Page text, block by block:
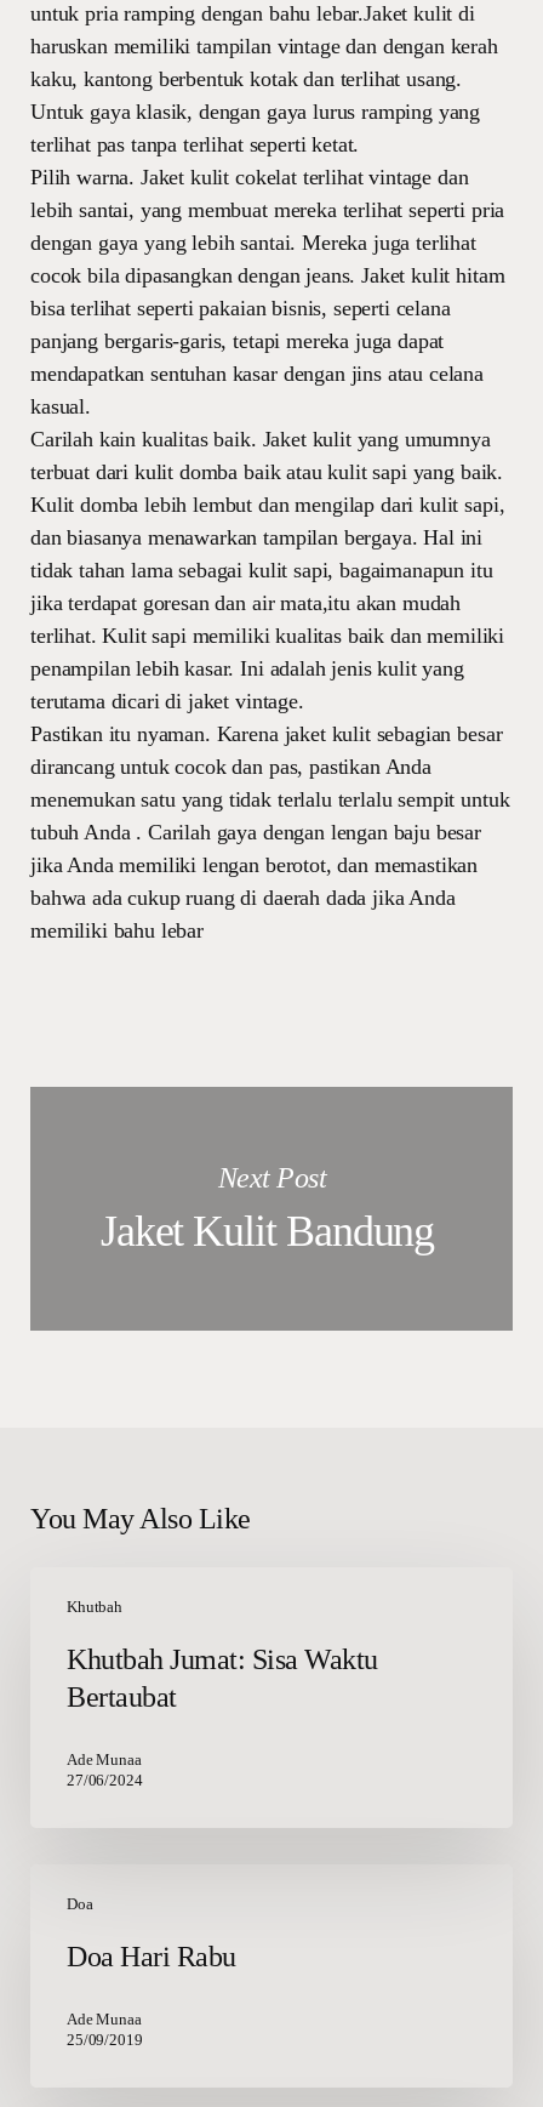
untuk pria ramping dengan bahu lebar.Jaket kulit di
haruskan memiliki tampilan vintage dan dengan kerah
kaku, kantong berbentuk kotak dan terlihat usang.
Untuk gaya klasik, dengan gaya lurus ramping yang
terlihat pas tanpa terlihat seperti ketat.
Pilih warna. Jaket kulit cokelat terlihat vintage dan
lebih santai, yang membuat mereka terlihat seperti pria
dengan gaya yang lebih santai. Mereka juga terlihat
cocok bila dipasangkan dengan jeans. Jaket kulit hitam
bisa terlihat seperti pakaian bisnis, seperti celana
panjang bergaris-garis, tetapi mereka juga dapat
mendapatkan sentuhan kasar dengan jins atau celana
kasual.
Carilah kain kualitas baik. Jaket kulit yang umumnya
terbuat dari kulit domba baik atau kulit sapi yang baik.
Kulit domba lebih lembut dan mengilap dari kulit sapi,
dan biasanya menawarkan tampilan bergaya. Hal ini
tidak tahan lama sebagai kulit sapi, bagaimanapun itu
jika terdapat goresan dan air mata,itu akan mudah
terlihat. Kulit sapi memiliki kualitas baik dan memiliki
penampilan lebih kasar. Ini adalah jenis kulit yang
terutama dicari di jaket vintage.
Pastikan itu nyaman. Karena jaket kulit sebagian besar
dirancang untuk cocok dan pas, pastikan Anda
menemukan satu yang tidak terlalu terlalu sempit untuk
tubuh Anda . Carilah gaya dengan lengan baju besar
jika Anda memiliki lengan berotot, dan memastikan
bahwa ada cukup ruang di daerah dada jika Anda
memiliki bahu lebar
Next Post
Jaket Kulit Bandung
You May Also Like
Khutbah
Jumat:
Waktu
Bertaubat
Khutbah Jumat: Sisa Waktu
Bertaubat
Ade Munaa
27/06/2024
Doa
Doa Hari Rabu
Ade Munaa
25/09/2019